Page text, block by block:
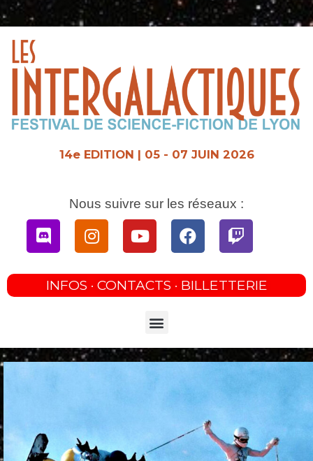
Aller
au
14e EDITION | 05 - 07 JUIN 2026
Nous suivre sur les réseaux :
DiscordInstagramYoutubeFacebookTwitch
INFOS · CONTACTS · BILLETTERIE
Menu